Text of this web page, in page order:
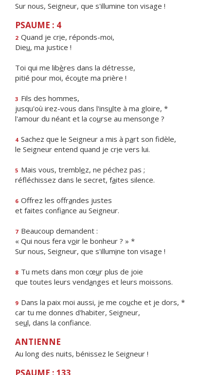
Sur nous, Seigneur, que s'illumine ton visage !
PSAUME : 4
2 Quand je crie, réponds-moi,
Dieu, ma justice !
Toi qui me libères dans la détresse,
pitié pour moi, écoute ma prière !
3 Fils des hommes,
jusqu'où irez-vous dans l'insulte à ma gloire, *
l'amour du néant et la course au mensonge ?
4 Sachez que le Seigneur a mis à part son fidèle,
le Seigneur entend quand je crie vers lui.
5 Mais vous, tremblez, ne péchez pas ;
réfléchissez dans le secret, faites silence.
6 Offrez les offrandes justes
et faites confiance au Seigneur.
7 Beaucoup demandent :
« Qui nous fera voir le bonheur ? » *
Sur nous, Seigneur, que s'illumine ton visage !
8 Tu mets dans mon cœur plus de joie
que toutes leurs vendanges et leurs moissons.
9 Dans la paix moi aussi, je me couche et je dors, *
car tu me donnes d'habiter, Seigneur,
seul, dans la confiance.
ANTIENNE
Au long des nuits, bénissez le Seigneur !